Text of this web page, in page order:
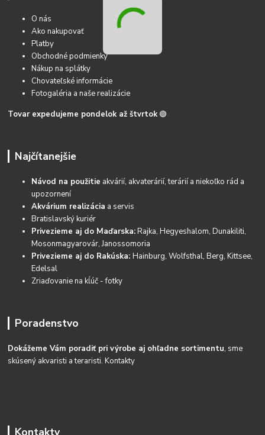
O nás
Ako nakupovať
Platby
Obchodné podmienky
Nákup na splátky
Chovateľské informácie
Fotogaléria a naše realizácie
Tovar expedujeme pondelok až štvrtok 🟢
Najčítanejšie
Návod na použitie akvárií, akvaterárií, terárií a niekoľko rád a
upozornení
Akvárium realizácia a servis
Bratislavský kuriér
Privezieme aj do Maďarska:Rajka, Hegyeshalom, Dunakiliti,
Mosonmagyarovár, Janossomoria
Privezieme aj do Rakúska:Hainburg, Wolfsthal, Berg, Kittsee,
Edelsal
Zriaďovanie na kĺúč - fotky
Poradenstvo
Dokážeme Vám poradiť pri výrobe aj ohľadne sortimentu, sme
skúsený akvaristi a teraristi.Kontakty
Kontakty